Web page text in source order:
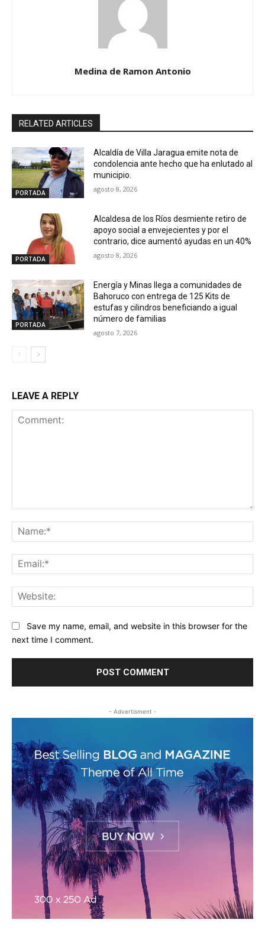
Medina de Ramon Antonio
RELATED ARTICLES
PORTADA
Alcaldía de Villa Jaragua emite nota de
condolencia ante hecho que ha enlutado al
municipio.
agosto 8, 2026
PORTADA
Alcaldesa de los Ríos desmiente retiro de
apoyo social a envejecientes y por el
contrario, dice aumentó ayudas en un 40%
agosto 8, 2026
PORTADA
Energía y Minas llega a comunidades de
Bahoruco con entrega de 125 Kits de
estufas y cilindros beneficiando a igual
número de familias
agosto 7, 2026
LEAVE A REPLY
Save my name, email, and website in this browser for the
next time I comment.
- Advertisment -